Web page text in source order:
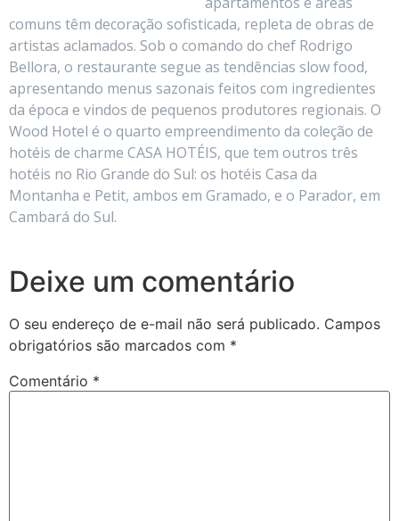
comuns têm decoração sofisticada, repleta de obras de
artistas aclamados. Sob o comando do chef Rodrigo
Bellora, o restaurante segue as tendências slow food,
apresentando menus sazonais feitos com ingredientes
da época e vindos de pequenos produtores regionais. O
Wood Hotel é o quarto empreendimento da coleção de
hotéis de charme CASA HOTÉIS, que tem outros três
hotéis no Rio Grande do Sul: os hotéis Casa da
Montanha e Petit, ambos em Gramado, e o Parador, em
Cambará do Sul.
Deixe um comentário
O seu endereço de e-mail não será publicado. Campos
obrigatórios são marcados com *
Comentário *